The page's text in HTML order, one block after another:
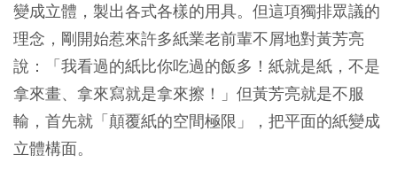
變成立體，製出各式各樣的用具。但這項獨排眾議的
理念，剛開始惹來許多紙業老前輩不屑地對黃芳亮
說：「我看過的紙比你吃過的飯多！紙就是紙，不是
拿來畫、拿來寫就是拿來擦！」但黃芳亮就是不服
輸，首先就「顛覆紙的空間極限」，把平面的紙變成
立體構面。